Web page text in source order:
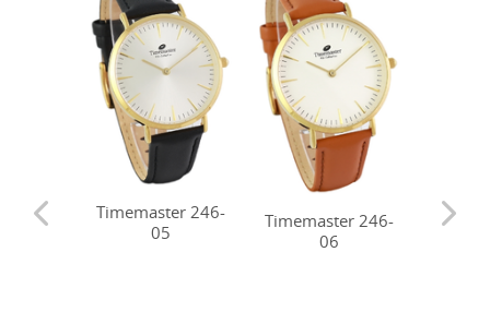
Timemaster 246-
05
Timemaster 246-
06